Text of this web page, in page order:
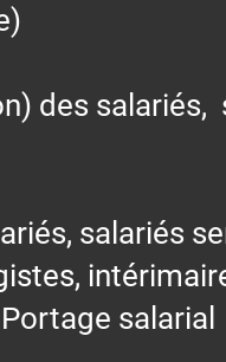
des
salariés
salarial